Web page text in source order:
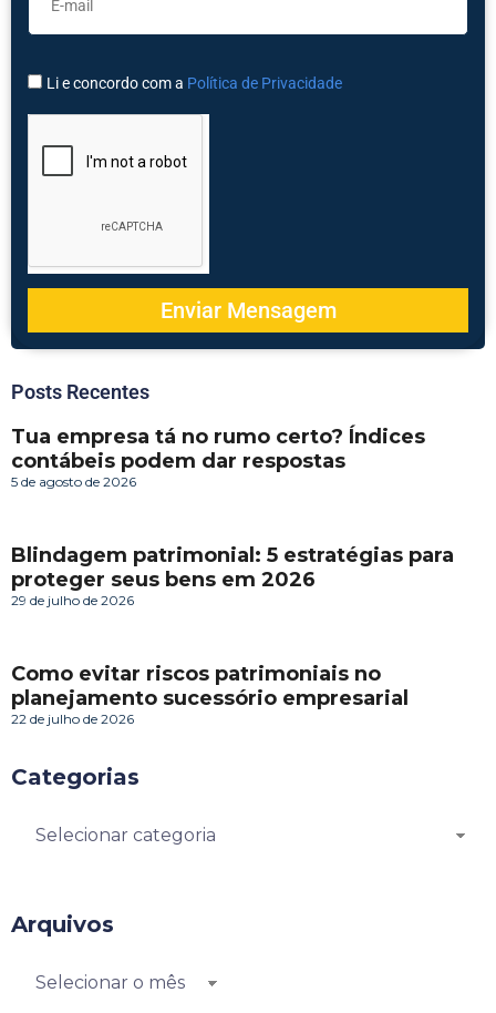
Li e concordo com a Política de Privacidade
Enviar Mensagem
Posts Recentes
Tua empresa tá no rumo certo? Índices
contábeis podem dar respostas
5 de agosto de 2026
Blindagem patrimonial: 5 estratégias para
proteger seus bens em 2026
29 de julho de 2026
Como evitar riscos patrimoniais no
planejamento sucessório empresarial
22 de julho de 2026
Categorias
Arquivos